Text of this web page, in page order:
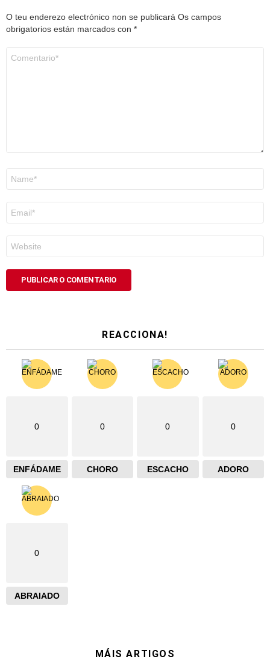
O teu enderezo electrónico non se publicará Os campos
obrigatorios están marcados con *
electrónico
*
REACCIONA!
0
ENFÁDAME
0
CHORO
0
ESCACHO
0
ADORO
0
ABRAIADO
MÁIS ARTIGOS